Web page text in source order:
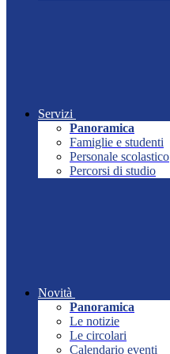
Servizi
Panoramica
Famiglie e studenti
Personale scolastico
Percorsi di studio
Novità
Panoramica
Le notizie
Le circolari
Calendario eventi